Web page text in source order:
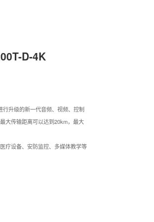
D-4K
行升级的新一代音频、视频、控制
大传输距离可以达到20km，最大
疗设备、安防监控、多媒体教学等